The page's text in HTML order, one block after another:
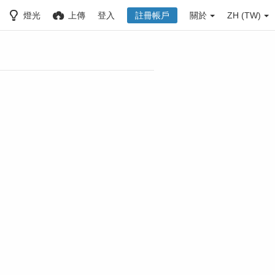
燈光 上傳 登入 註冊帳戶 關於 ZH (TW)